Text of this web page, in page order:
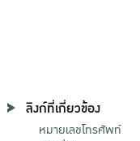
ลิงก์ที่เกี่ยวข้อง
หมายเลขโทรศัพท์